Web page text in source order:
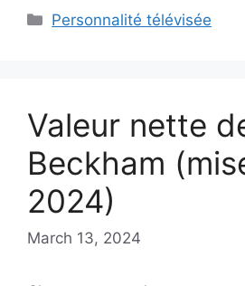
Categories
Personnalité télévisée
Valeur nette
Beckham
2024)
March 13, 2024